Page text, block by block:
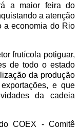
a maior feira do
a atenção
a economia do Rio
frutícola potiguar,
de todo o estado
da produção
e que
da cadeia
COEX - Comitê